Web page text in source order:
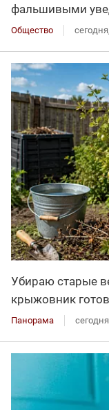
фальшивыми
Общество
Убираю старые
крыжовник
Панорама